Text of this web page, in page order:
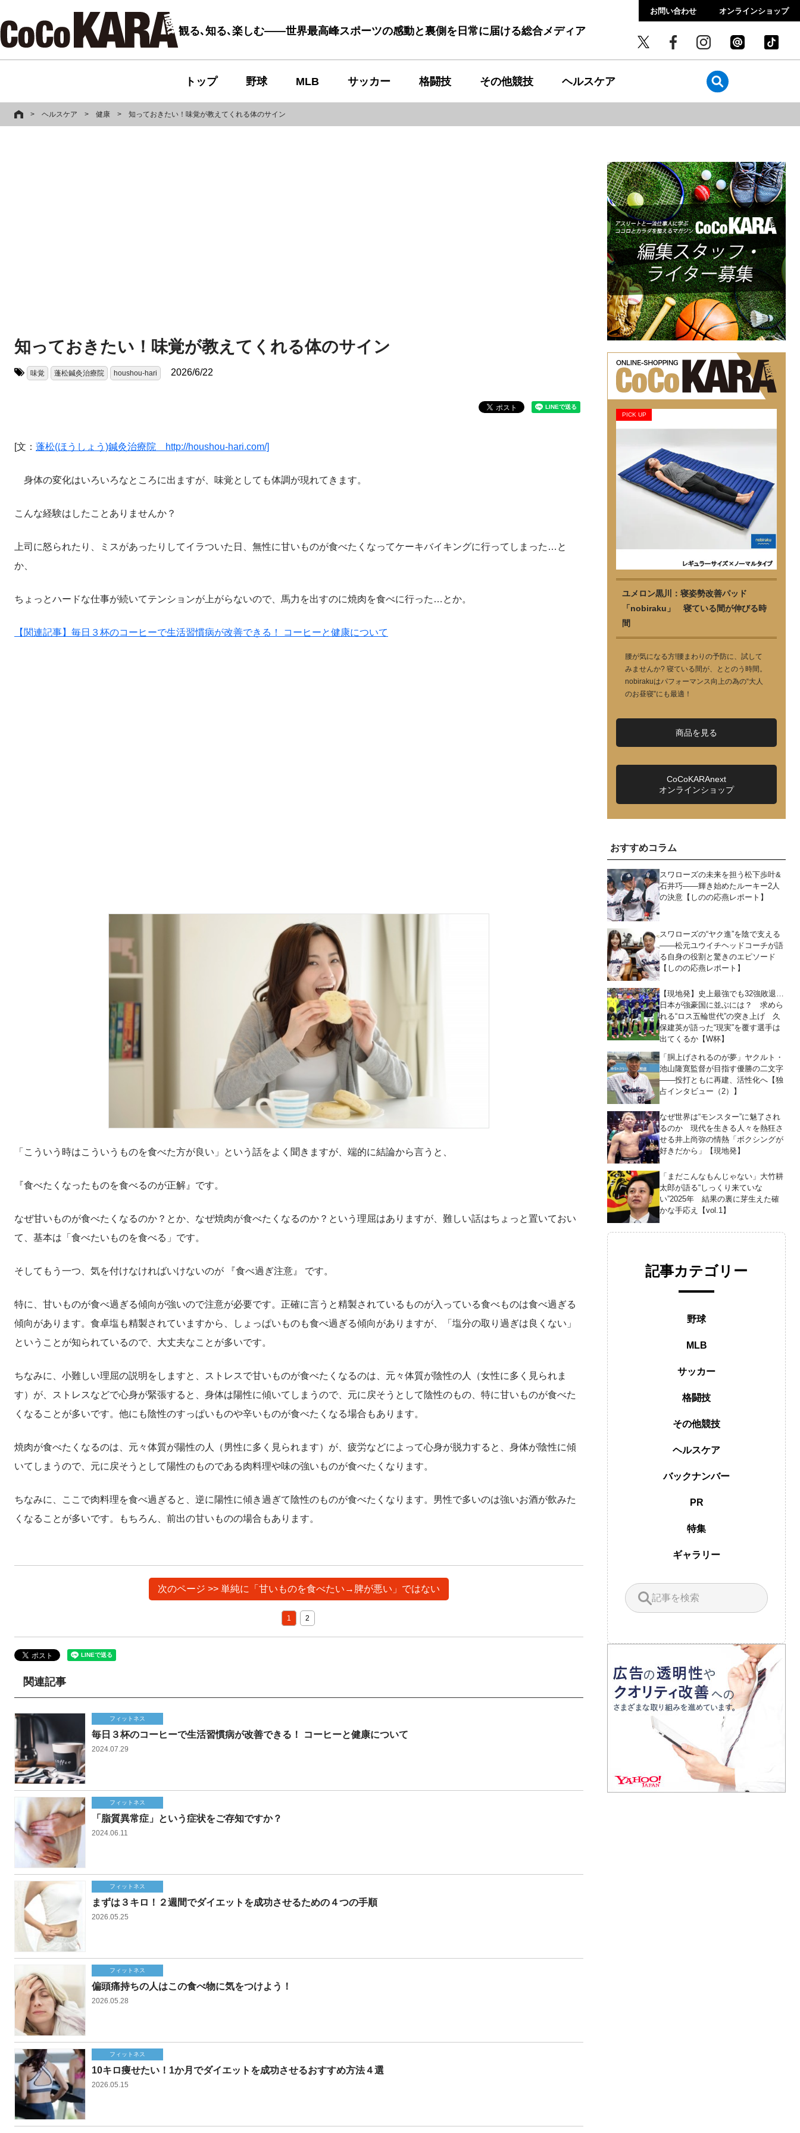
観る､知る､楽しむ――世界最高峰スポーツの感動と裏側を日常に届ける総合メディア
お問い合わせ オンラインショップ
トップ 野球 MLB サッカー 格闘技 その他競技 ヘルスケア
> ヘルスケア > 健康 > 知っておきたい！味覚が教えてくれる体のサイン
知っておきたい！味覚が教えてくれる体のサイン
味覚 蓬松鍼灸治療院 houshou-hari 2026/6/22
[文： 蓬松(ほうしょう)鍼灸治療院 http://houshou-hari.com/]
身体の変化はいろいろなところに出ますが、味覚としても体調が現れてきます。
こんな経験はしたことありませんか？
上司に怒られたり、ミスがあったりしてイラついた日、無性に甘いものが食べたくなってケーキバイキングに行ってしまった…と
か、
ちょっとハードな仕事が続いてテンションが上がらないので、馬力を出すのに焼肉を食べに行った…とか。
【関連記事】毎日３杯のコーヒーで生活習慣病が改善できる！ コーヒーと健康について
「こういう時はこういうものを食べた方が良い」という話をよく聞きますが、端的に結論から言うと、
『食べたくなったものを食べるのが正解』です。
なぜ甘いものが食べたくなるのか？とか、なぜ焼肉が食べたくなるのか？という理屈はありますが、難しい話はちょっと置いておい
て、基本は「食べたいものを食べる」です。
そしてもう一つ、気を付けなければいけないのが 『食べ過ぎ注意』 です。
特に、甘いものが食べ過ぎる傾向が強いので注意が必要です。正確に言うと精製されているものが入っている食べものは食べ過ぎる
傾向があります。食卓塩も精製されていますから、しょっぱいものも食べ過ぎる傾向がありますが、「塩分の取り過ぎは良くない」
ということが知られているので、大丈夫なことが多いです。
ちなみに、小難しい理屈の説明をしますと、ストレスで甘いものが食べたくなるのは、元々体質が陰性の人（女性に多く見られま
す）が、ストレスなどで心身が緊張すると、身体は陽性に傾いてしまうので、元に戻そうとして陰性のもの、特に甘いものが食べた
くなることが多いです。他にも陰性のすっぱいものや辛いものが食べたくなる場合もあります。
焼肉が食べたくなるのは、元々体質が陽性の人（男性に多く見られます）が、疲労などによって心身が脱力すると、身体が陰性に傾
いてしまうので、元に戻そうとして陽性のものである肉料理や味の強いものが食べたくなります。
ちなみに、ここで肉料理を食べ過ぎると、逆に陽性に傾き過ぎて陰性のものが食べたくなります。男性で多いのは強いお酒が飲みた
くなることが多いです。もちろん、前出の甘いものの場合もあります。
次のページ >> 単純に「甘いものを食べたい→脾が悪い」ではない
1 2
関連記事
フィットネス
毎日３杯のコーヒーで生活習慣病が改善できる！ コーヒーと健康について
2024.07.29
フィットネス
「脂質異常症」という症状をご存知ですか？
2024.06.11
フィットネス
まずは３キロ！２週間でダイエットを成功させるための４つの手順
2026.05.25
フィットネス
偏頭痛持ちの人はこの食べ物に気をつけよう！
2026.05.28
フィットネス
10キロ痩せたい！1か月でダイエットを成功させるおすすめ方法４選
2026.05.15
PICK UP
ユメロン黒川：寝姿勢改善パッド
「nobiraku」 寝ている間が伸びる時
間
腰が気になる方!腰まわりの予防に、試して
みませんか? 寝ている間が、ととのう時間。
nobirakuはパフォーマンス向上の為の“大人
のお昼寝”にも最適！
商品を見る
CoCoKARAnext
オンラインショップ
おすすめコラム
スワローズの未来を担う松下歩叶&
石井巧――輝き始めたルーキー2人
の決意【しのの応燕レポート】
スワローズの“ヤク進”を陰で支える
――松元ユウイチヘッドコーチが語
る自身の役割と驚きのエピソード
【しのの応燕レポート】
【現地発】史上最強でも32強敗退…
日本が強豪国に並ぶには？ 求めら
れる“ロス五輪世代”の突き上げ 久
保建英が語った“現実”を覆す選手は
出てくるか【W杯】
「胴上げされるのが夢」ヤクルト・
池山隆寛監督が目指す優勝の二文字
――投打ともに再建、活性化へ【独
占インタビュー（2）】
なぜ世界は“モンスター”に魅了され
るのか 現代を生きる人々を熱狂さ
せる井上尚弥の情熱「ボクシングが
好きだから」【現地発】
「まだこんなもんじゃない」大竹耕
太郎が語る“しっくり来ていな
い”2025年 結果の裏に芽生えた確
かな手応え【vol.1】
記事カテゴリー
野球
MLB
サッカー
格闘技
その他競技
ヘルスケア
バックナンバー
PR
特集
ギャラリー